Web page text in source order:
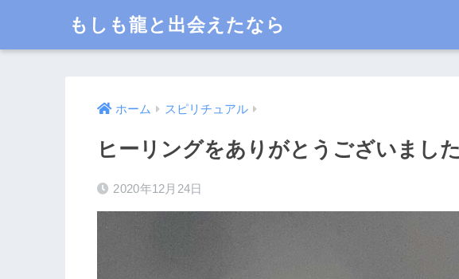
もしも龍と出会えたなら
ホーム スピリチュアル
ヒーリングをありがとうございました
2020年12月24日